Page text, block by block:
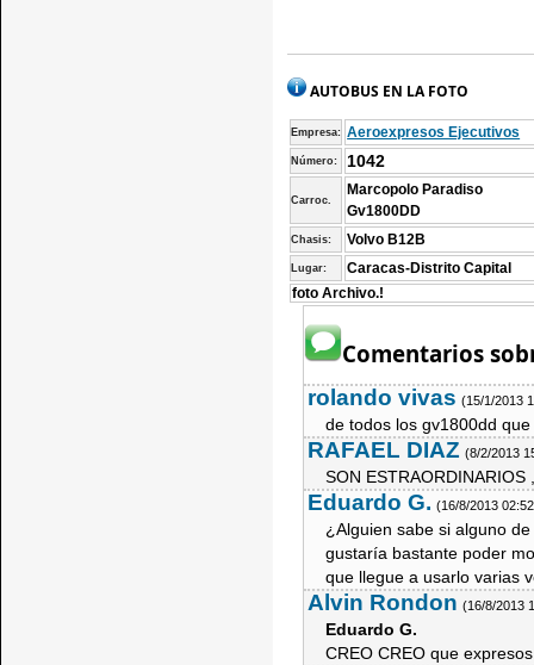
AUTOBUS EN LA FOTO
Empresa: Aeroexpresos Ejecutivos
Número: 1042
Carroc.
Marcopolo Paradiso
Gv1800DD
Chasis: Volvo B12B
Lugar:
Caracas-Distrito Capital
foto Archivo.!
Comentarios
rolando vivas (15/1/2013
de todos los gv1800dd
RAFAEL DIAZ (8/2/2013
SON ESTRAORDINARIOS
Eduardo G. (16/8/2013
¿Alguien sabe si alguno
gustaría bastante poder
que llegue a usarlo varias
Alvin Rondon (16/8/2013
Eduardo G.
CREO CREO que